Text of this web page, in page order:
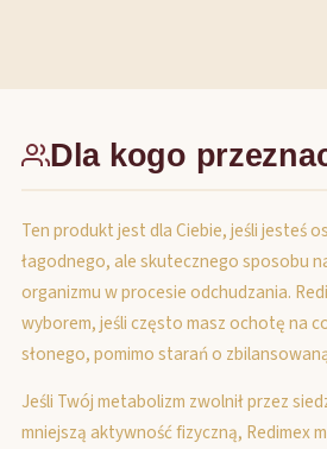
Dla kogo
Ten produkt jest dla Ciebie, jeśli jesteś
łagodnego, ale skutecznego sposobu
organizmu w procesie odchudzania.
wyborem, jeśli często masz ochotę na
słonego, pomimo starań o
Jeśli Twój metabolizm zwolnił przez
mniejszą aktywność fizyczną, Redimex